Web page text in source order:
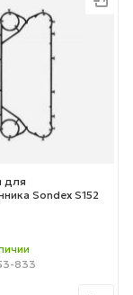
для
Sondex S152
833